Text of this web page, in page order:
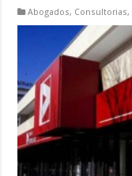
Abogados, Consultorias,